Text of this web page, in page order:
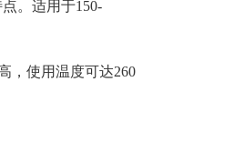
。适用于150-
，使用温度可达260